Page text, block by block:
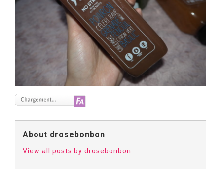
About drosebonbon
View all posts by drosebonbon